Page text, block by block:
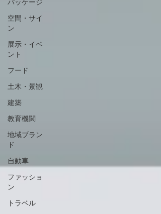
空間・サイ
ン
展示・イベ
ント
フード
土木・景観
建築
教育機関
地域ブラン
ド
自動車
ファッショ
ン
トラベル